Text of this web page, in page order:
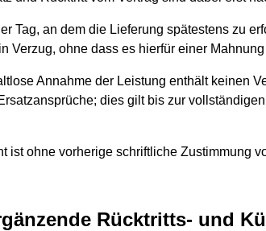
Tag, an dem die Lieferung spätestens zu
Verzug, ohne dass es hierfür einer
Annahme der Leistung enthält keinen
dies gilt bis zur
ist ohne vorherige schriftliche Zustimmung
Rücktritts- und